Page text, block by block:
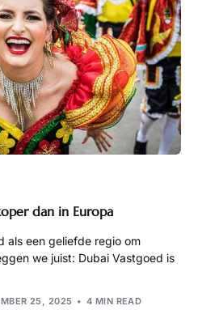
dan in Europa
als een geliefde regio om
we juist: Dubai Vastgoed is
25, 2025 4 MIN READ